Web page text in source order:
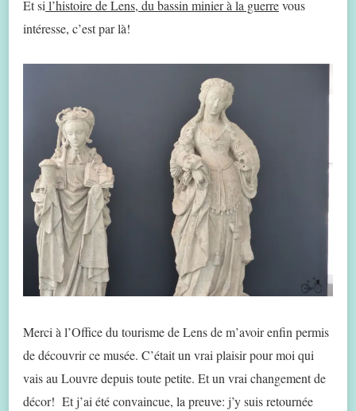
Et si l’histoire de Lens, du bassin minier à la guerrevous
intéresse, c’est par là!
Merci à l’Office du tourisme de Lens de m’avoir enfin permis
de découvrir ce musée. C’était un vrai plaisir pour moi qui
vais au Louvre depuis toute petite. Et un vrai changement de
décor! Et j’ai été convaincue, la preuve: j’y suis retournée